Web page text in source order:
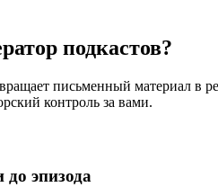
подкастов?
письменный материал в
контроль за вами.
эпизода